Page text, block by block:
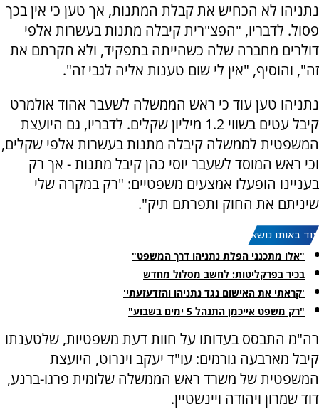
נתניהו לא הכחיש את קבלת המתנות, אך טען כי אין בכך
פסול. לדבריו, "הפצ"רית קיבלה מתנות בעשרות אלפי
דולרים מחברה שלה כשהייתה בתפקיד, ולא חקרתם את
זה", והוסיף, "אין לי שום טענות אליה לגבי זה".
נתניהו טען עוד כי ראש הממשלה לשעבר אהוד אולמרט
קיבל עטים בשווי 1.2 מיליון שקלים. לדבריו, גם היועצת
המשפטית לממשלה קיבלה מתנות בעשרות אלפי שקלים,
וכי ראש המוסד לשעבר יוסי כהן קיבל מתנות - אך רק
בעניינו הופעלו אמצעים משפטיים: "רק במקרה שלי
שיניתם את החוק ותפרתם תיק".
עוד באותו נושא:
"אלו מתכנני הפלת נתניהו דרך המשפט"
בכיר בפרקליטות: לחשב מסלול מחדש
'קראתי את האישום נגד נתניהו והזדעזעתי'
"רק משפט אייכמן התנהל 5 ימים בשבוע"
רה"מ התבסס בעדותו על חוות דעת משפטיות, שלטענתו
קיבל מארבעה גורמים: עו"ד יעקב וינרוט, היועצת
המשפטית של משרד ראש הממשלה שלומית פרגו-ברנע,
דוד שמרון ויהודה ויינשטיין.